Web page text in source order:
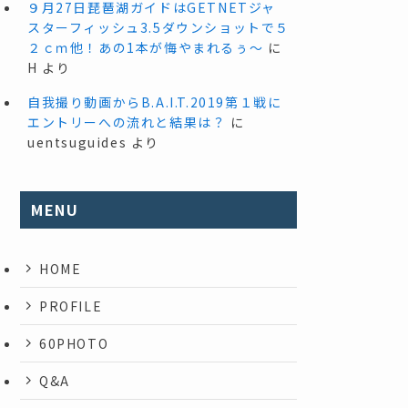
９月27日琵琶湖ガイドはGETNETジャ
スターフィッシュ3.5ダウンショットで５
２ｃｍ他！あの1本が悔やまれるぅ～ に
H より
自我撮り動画からB.A.I.T.2019第１戦に
エントリーへの流れと結果は？ に
uentsuguides より
MENU
HOME
PROFILE
60PHOTO
Q&A